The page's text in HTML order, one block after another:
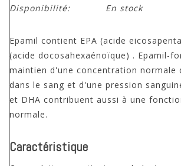
Disponibilité:
En stock
Epamil contient EPA (acide
(acide docosahexaénoïque) . Epamil-
maintien d'une concentration normale
dans le sang et d'une pression
et DHA contribuent aussi à une
normale.
Caractéristique